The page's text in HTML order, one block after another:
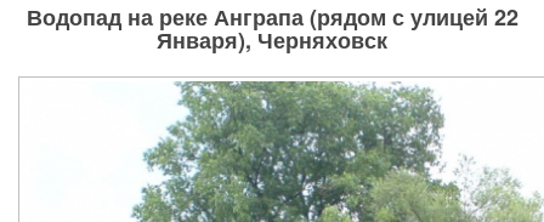
Водопад на реке Анграпа (рядом с улицей 22
Января), Черняховск